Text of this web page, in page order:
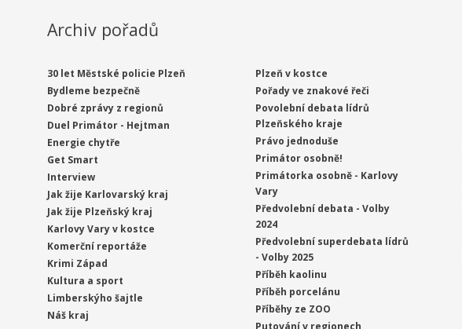
Archiv pořadů
30 let Městské policie Plzeň
Bydleme bezpečně
Dobré zprávy z regionů
Duel Primátor - Hejtman
Energie chytře
Get Smart
Interview
Jak žije Karlovarský kraj
Jak žije Plzeňský kraj
Karlovy Vary v kostce
Komerční reportáže
Krimi Západ
Kultura a sport
Limberskýho šajtle
Náš kraj
Plzeň v kostce
Pořady ve znakové řeči
Povolební debata lídrů
Plzeňského kraje
Právo jednoduše
Primátor osobně!
Primátorka osobně - Karlovy
Vary
Předvolební debata - Volby
2024
Předvolební superdebata lídrů
- Volby 2025
Příběh kaolinu
Příběh porcelánu
Příběhy ze ZOO